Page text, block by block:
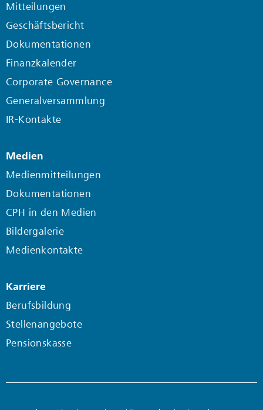
Mitteilungen
Geschäftsbericht
Dokumentationen
Finanzkalender
Corporate Governance
Generalversammlung
IR-Kontakte
Medien
Medienmitteilungen
Dokumentationen
CPH in den Medien
Bildergalerie
Medienkontakte
Karriere
Berufsbildung
Stellenangebote
Pensionskasse